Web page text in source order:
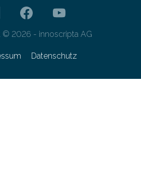
© 2026 - innoscripta AG
Datenschutz